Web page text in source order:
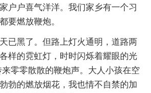
户户喜气洋洋。我们家乡有一个习
要燃放鞭炮。
已黑了。但路上灯火通明，道路两
样的霓虹灯，时时闪烁着耀眼的光
零零散散的鞭炮声。大人小孩在空
勃的燃放烟花，我也情不自禁的加